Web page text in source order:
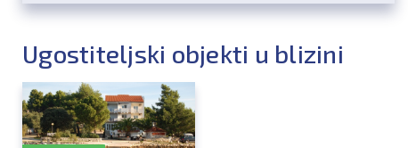
Ugostiteljski objekti u blizini